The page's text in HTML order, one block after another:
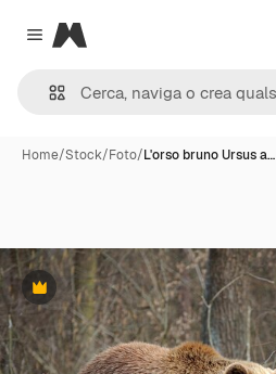
Close menu
Magnific
Home/Stock/Foto/L'orso bruno Ursus a…
Premium